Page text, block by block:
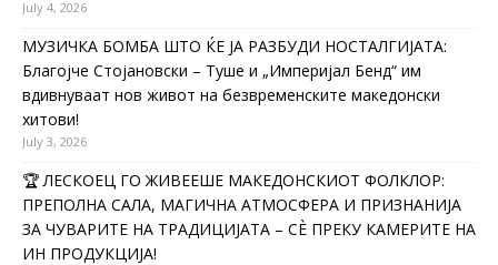
July 4, 2026
МУЗИЧКА БОМБА ШТО ЌЕ ЈА РАЗБУДИ НОСТАЛГИЈАТА:
Благојче Стојановски – Туше и „Империјал Бенд“ им
вдивнуваат нов живот на безвременските македонски
хитови!
July 3, 2026
🏆 ЛЕСКОЕЦ ГО ЖИВЕЕШЕ МАКЕДОНСКИОТ ФОЛКЛОР:
ПРЕПОЛНА САЛА, МАГИЧНА АТМОСФЕРА И ПРИЗНАНИЈА
ЗА ЧУВАРИТЕ НА ТРАДИЦИЈАТА – СÈ ПРЕКУ КАМЕРИТЕ НА
ИН ПРОДУКЦИЈА!